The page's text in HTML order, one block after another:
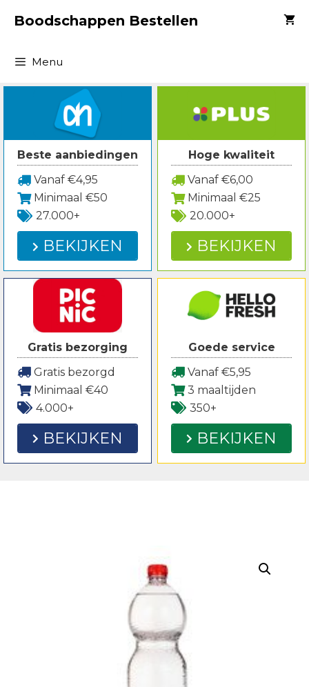
naarBoodschappen Bestellen
Menu
Beste aanbiedingen
Vanaf €4,95
Minimaal €50
27.000+
BEKIJKEN
Hoge kwaliteit
Vanaf €6,00
Minimaal €25
20.000+
BEKIJKEN
Gratis bezorging
Gratis bezorgd
Minimaal €40
4.000+
BEKIJKEN
Goede service
Vanaf €5,95
3 maaltijden
350+
BEKIJKEN